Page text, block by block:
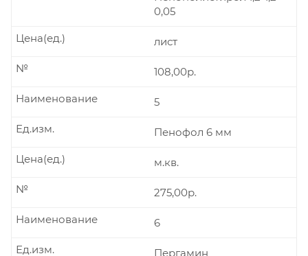
0,05
лист
Цена(ед.)
108,00р.
№
5
Наименование
Пенофол 6 мм
Ед.изм.
м.кв.
Цена(ед.)
275,00р.
№
6
Наименование
Пергамин
Ед.изм.